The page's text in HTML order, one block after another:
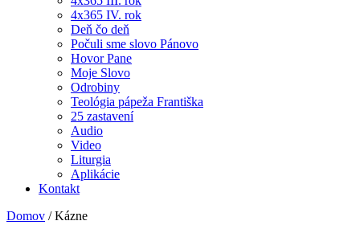
4x365 IV. rok
Deň čo deň
Počuli sme slovo Pánovo
Hovor Pane
Moje Slovo
Odrobiny
Teológia pápeža Františka
25 zastavení
Audio
Video
Liturgia
Aplikácie
Kontakt
Domov /Kázne